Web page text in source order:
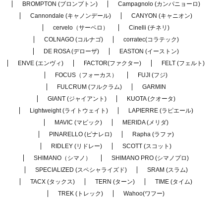
BROMPTON (ブロンプトン)
Campagnolo (カンパニョーロ)
Cannondale (キャノンデール)
CANYON (キャニオン)
cervelo（サーベロ）
Cinelli (チネリ)
COLNAGO (コルナゴ)
corratec(コラテック)
DE ROSA (デローザ)
EASTON (イーストン)
ENVE (エンヴィ)
FACTOR(ファクター)
FELT (フェルト)
FOCUS（フォーカス）
FUJI (フジ)
FULCRUM (フルクラム)
GARMIN
GIANT (ジャイアント)
KUOTA (クオータ)
Lightweight (ライトウェイト)
LAPIERRE (ラピエール)
MAVIC (マビック)
MERIDA (メリダ)
PINARELLO (ピナレロ)
Rapha (ラファ)
RIDLEY (リドレー)
SCOTT (スコット)
SHIMANO（シマノ）
SHIMANO PRO (シマノプロ)
SPECIALIZED (スペシャライズド)
SRAM (スラム)
TACX (タックス)
TERN (ターン)
TIME (タイム)
TREK (トレック)
Wahoo(ワフー)